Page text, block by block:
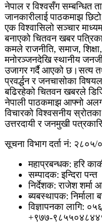
नेपाल र विश्वसँग सम्बन्धित
जानकारीलाई पाठकमाझ
एक विश्वासिलो सञ्चार
बनाएको चितवन खबर
कमले राजनीति, समाज,
मनोरञ्जनदेखि स्थानीय
उजागर गर्दै आएको छ।सत्य
प्रवर्द्धन र जनचासोका
बढिरहेको चितवन खबरले
नेपाली पाठकमाझ आफ्नो
विचारको विश्वसनीय
उत्तरदायी र जनमुखी
सूचना विभाग दर्ता नं: २८०५/
महाप्रबन्धक: हरि
सम्पादक: इन्दिरा पन्त
निर्देशक​: राजेश शर्मा
ब्यबस्थापक: निर्माला
विज्ञापनका लागि:
+९७७-